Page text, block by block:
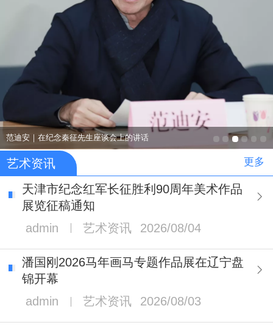
范迪安｜在纪念秦征先生座谈会上的讲话
艺术资讯 更多
天津市纪念红军长征胜利90周年美术作品
展览征稿通知
admin
艺术资讯 2026/08/04
潘国刚2026马年画马专题作品展在辽宁盘
锦开幕
admin
艺术资讯 2026/08/03